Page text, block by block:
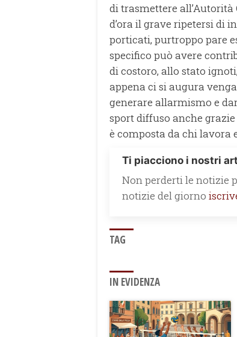
di trasmettere
d’ora il grave ripetersi di
porticati, purtroppo pare
specifico può avere
di costoro, allo stato
appena ci si augura
generare allarmismo e
sport diffuso anche
è composta da chi lavora
Ti piacciono i nostri
Non perderti le notizie
notizie del giorno
TAG
IN EVIDENZA